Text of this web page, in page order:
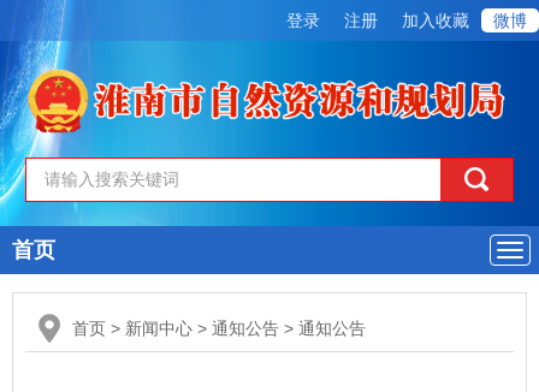
登录 注册 加入收藏 微博
导
航
首页
首页 > 新闻中心 > 通知公告 > 通知公告